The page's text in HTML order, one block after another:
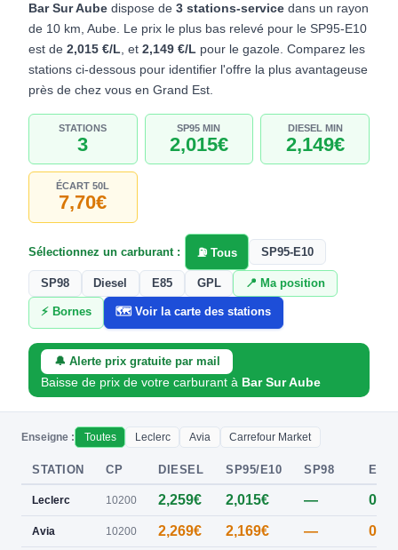
Bar Sur Aube dispose de 3 stations-service dans un rayon
de 10 km, Aube. Le prix le plus bas relevé pour le SP95-E10
est de 2,015 €/L, et 2,149 €/L pour le gazole. Comparez les
stations ci-dessous pour identifier l'offre la plus avantageuse
près de chez vous en Grand Est.
STATIONS
3
SP95 MIN
2,015€
DIESEL MIN
2,149€
ÉCART 50L
7,70€
Sélectionnez un carburant : ⛽ Tous SP95-E10
SP98 Diesel E85 GPL 📍 Ma position
⚡ Bornes 🗺️ Voir la carte des stations
🔔 Alerte prix gratuite par mail
Baisse de prix de votre carburant à Bar Sur Aube
Enseigne : Toutes Leclerc Avia Carrefour Market
STATION CP DIESEL SP95/E10 SP98 E85
Leclerc 10200 2,259€ 2,015€ —
Avia 10200 2,269€ 2,169€ —